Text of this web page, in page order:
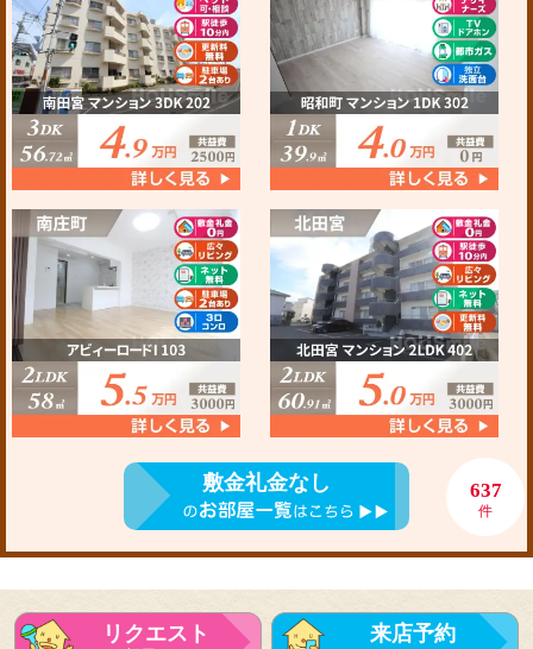
敷金礼金なし 637
件
リクエスト 来店予約